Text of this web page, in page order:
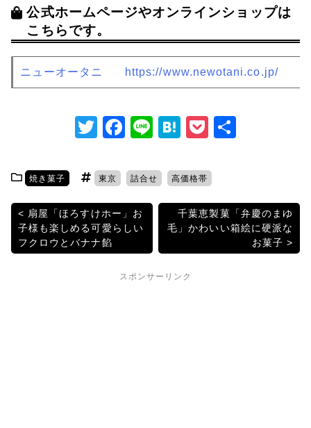
公式ホームページやオンラインショップは
こちらです。
ニューオータニ https://www.newotani.co.jp/
T
itt
er
F
c
e
b
o
o
k
Li
e
H
e
n
a
P
et
焼き菓子 東京 詰合せ 高価格帯
投
稿
扇屋「ほろすけホー」お
子様も楽しめる可愛らしい
フクロウとバナナ餡
千葉恵製菓「弁慶のまゆ
毛」かわいい箱絵に硬派な
お菓子
スポンサーリンク